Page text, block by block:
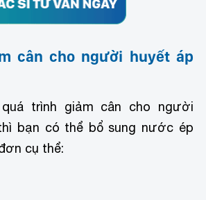
cân cho người huyết áp
trình giảm cân cho người
bạn có thể bổ sung nước ép
cụ thể: